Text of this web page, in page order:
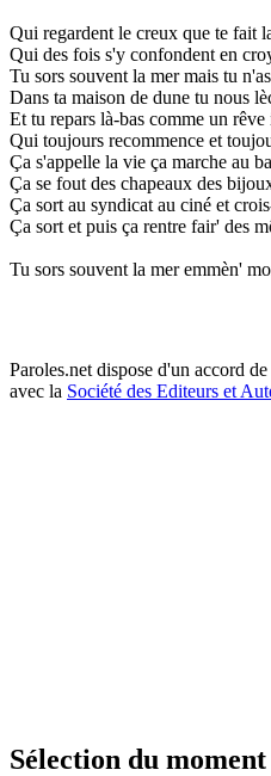
Qui regardent le creux que te fait
Qui des fois s'y confondent en
Tu sors souvent la mer mais tu
Dans ta maison de dune tu nous
Et tu repars là-bas comme un rêve
Qui toujours recommence et
Ça s'appelle la vie ça marche au
Ça se fout des chapeaux des
Ça sort au syndicat au ciné et
Ça sort et puis ça rentre fair' des
Tu sors souvent la mer emmèn'
Paroles.net dispose d'un accord
avec la Société des Editeurs et
Sélection du moment